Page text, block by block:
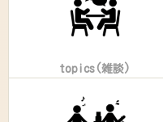
topics(雑談)